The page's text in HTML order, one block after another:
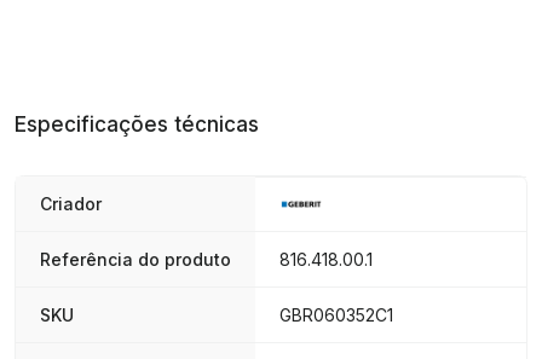
Especificações técnicas
Criador
Referência do produto 816.418.00.1
SKU GBR060352C1